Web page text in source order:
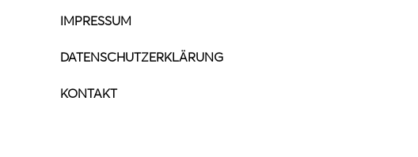
IMPRESSUM
DATENSCHUTZERKLÄRUNG
KONTAKT